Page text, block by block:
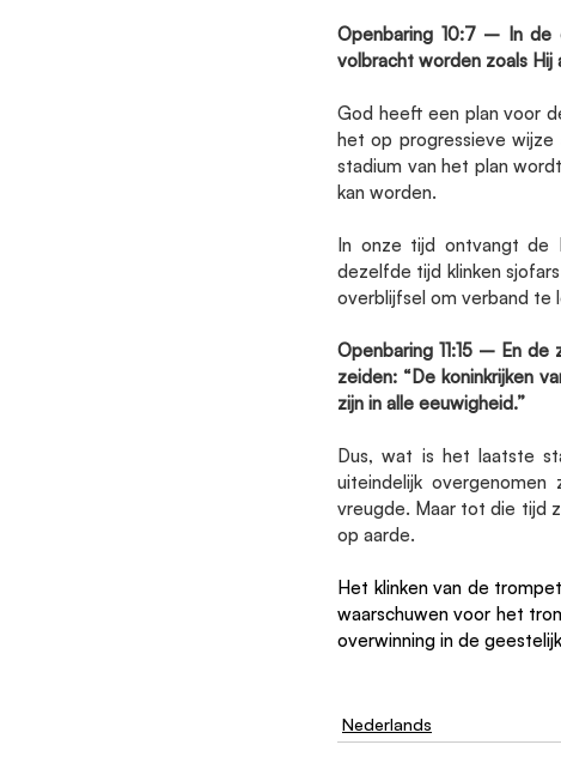
Openbaring 10:7 – In de
volbracht worden zoals
God heeft een plan voor
het op progressieve
stadium van het plan
kan worden.
In onze tijd ontvangt de
dezelfde tijd klinken
overblijfsel om verband te
Openbaring 11:15 – En
zeiden: “De koninkrijken
zijn in alle eeuwigheid.”
Dus, wat is het laatste
uiteindelijk
vreugde. Maar tot die tijd
op aarde.
Het klinken van de
waarschuwen voor het
overwinning in de
Nederlands